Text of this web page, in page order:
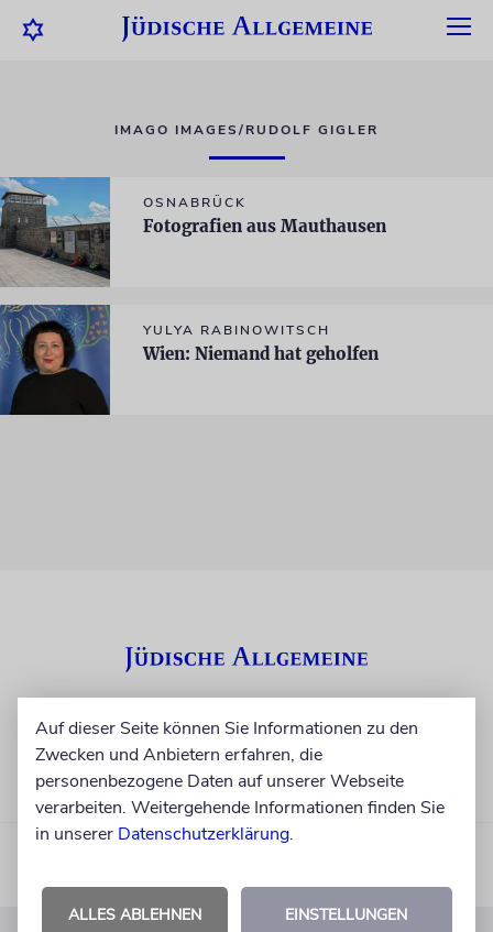
IMAGO IMAGES/RUDOLF GIGLER
OSNABRÜCK
Fotografien aus Mauthausen
YULYA RABINOWITSCH
Wien: Niemand hat geholfen
Auf dieser Seite können Sie Informationen zu den
Zwecken und Anbietern erfahren, die
personenbezogene Daten auf unserer Webseite
verarbeiten. Weitergehende Informationen finden Sie
in unserer Datenschutzerklärung.
ALLES ABLEHNEN EINSTELLUNGEN